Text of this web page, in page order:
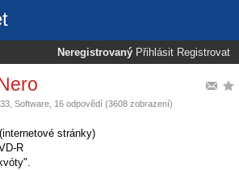
Neregistrovaný Přihlásit Registrovat
Software , 16 odpovědí (3608 zobrazení)
stránky)
R